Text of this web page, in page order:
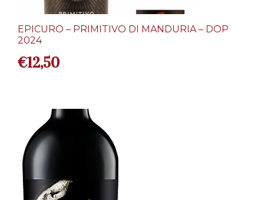
EPICURO – PRIMITIVO DI MANDURIA – DOP
2024
€12,50